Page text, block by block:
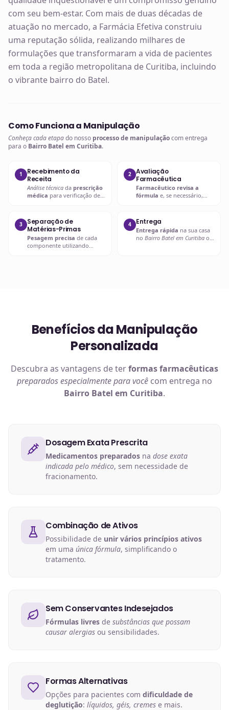
com seu bem-estar. Com mais de duas décadas de
atuação no mercado, a Farmácia Efetiva construiu
uma reputação sólida, realizando milhares de
formulações que transformaram a vida de pacientes
em toda a região metropolitana de Curitiba, incluindo
o vibrante bairro do Batel.
Como Funciona a Manipulação
Conheça cada etapado nosso processo de manipulaçãocom entrega
para o Bairro Batel em Curitiba.
1
Recebimento da
Receita
Análise técnica da prescrição
médica para verificação de
2
Avaliação
Farmacêutica
Farmacêutico revisa a
fórmula e, se necessário,
esclarecimentos.
3
Separação de
Matérias-Primas
Pesagem precisa de cada
componente utilizando
4 Entrega
Entrega rápida na sua casa
no Bairro Batel em Curitiba ou
Benefícios da Manipulação
Personalizada
Descubra as vantagens de terformas farmacêuticas
preparados especialmente para você com entrega no
Bairro Batel em Curitiba.
Dosagem Exata Prescrita
Medicamentos preparados na dose exata
indicada pelo médico, sem necessidade de
fracionamento.
Combinação de Ativos
Possibilidade de unir vários princípios ativos
em uma única fórmula, simplificando o
tratamento.
Sem Conservantes Indesejados
Fórmulas livres de substâncias que possam
causar alergias ou sensibilidades.
Formas Alternativas
Opções para pacientes com dificuldade de
deglutição: líquidos, géis, cremes e mais.